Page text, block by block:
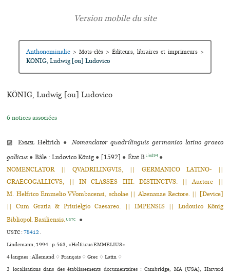
Anthonominalie > Mots-clés > Éditeurs, libraires et imprimeurs >
KÖNIG, Ludwig [ou] Ludovico
KÖNIG, Ludwig [ou] Ludovico
6 notices associées
▨Emmel Helfrich ●
Nomenclator quadrilinguis germanico latino graeco
gallicus ● Bâle : Ludovico König ● [1592] ● État B Lind94 ●
NOMENCLATOR || QVADRILINGVIS, || GERMANICO LATINO- ||
GRAECOGALLICVS, || IN CLASSES IIII. DISTINCTVS. || Auctore ||
M. Helfrico Emmelio VVombacensi, scholae || Alzenanae Rectore. || [Device]
|| Cum Gratia & Priuielgio Caesareo. || IMPENSIS || Ludouico König
Bibliopol. Basiliensis. USTC ●
USTC :78412.
Lindemann, 1994 : p.563, «Helfricus EMMELIUS».
4 langues :Allemand ♢Français ♢Grec ♢Latin ♢
3 localisations dans des établissements documentaires : Cambridge, MA (USA), Harvard